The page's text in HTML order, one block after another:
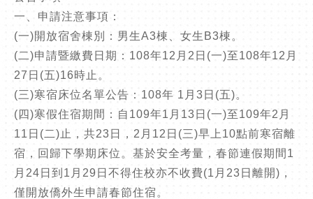
一、申請注意事項：
(一)開放宿舍棟別：男生A3棟、女生B3棟。
(二)申請暨繳費日期：108年12月2日(一)至108年12月
27日(五)16時止。
(三)寒宿床位名單公告：108年 1月3日(五)。
(四)寒假住宿期間：自109年1月13日(一)至109年2月
11日(二)止，共23日，2月12日(三)早上10點前寒宿離
宿，回歸下學期床位。基於安全考量，春節連假期間1
月24日到1月29日不得住校亦不收費(1月23日離開)，
僅開放僑外生申請春節住宿。